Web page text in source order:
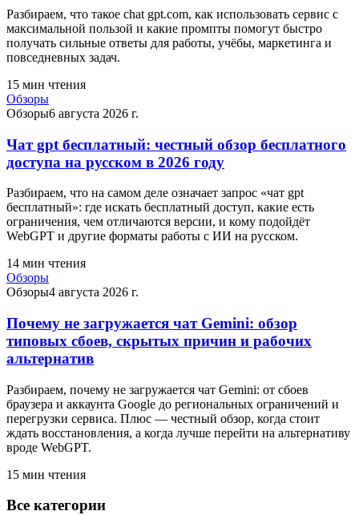
Разбираем, что такое chat gpt.com, как использовать сервис с
максимальной пользой и какие промпты помогут быстро
получать сильные ответы для работы, учёбы, маркетинга и
повседневных задач.
15 мин чтения
Обзоры
Обзоры6 августа 2026 г.
Чат gpt бесплатный: честный обзор бесплатного
доступа на русском в 2026 году
Разбираем, что на самом деле означает запрос «чат gpt
бесплатный»: где искать бесплатный доступ, какие есть
ограничения, чем отличаются версии, и кому подойдёт
WebGPT и другие форматы работы с ИИ на русском.
14 мин чтения
Обзоры
Обзоры4 августа 2026 г.
Почему не загружается чат Gemini: обзор
типовых сбоев, скрытых причин и рабочих
альтернатив
Разбираем, почему не загружается чат Gemini: от сбоев
браузера и аккаунта Google до региональных ограничений и
перегрузки сервиса. Плюс — честный обзор, когда стоит
ждать восстановления, а когда лучше перейти на альтернативу
вроде WebGPT.
15 мин чтения
Все категории